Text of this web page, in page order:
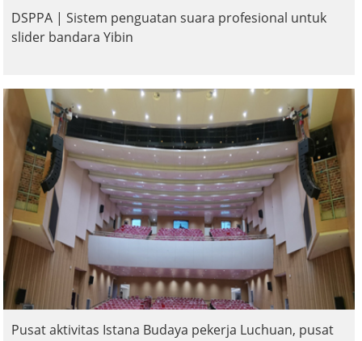
DSPPA | Sistem penguatan suara profesional untuk
slider bandara Yibin
Pusat aktivitas Istana Budaya pekerja Luchuan, pusat